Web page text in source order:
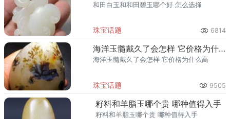
和田白玉和和田碧玉哪个好 怎么选择
珠宝话题 6814
海洋玉髓戴久了会怎样 它价格为什么高
海洋玉髓戴久了会怎样 它价格为什么高
珠宝话题 9505
籽料和羊脂玉哪个贵 哪种值得入手
籽料和羊脂玉哪个贵 哪种值得入手